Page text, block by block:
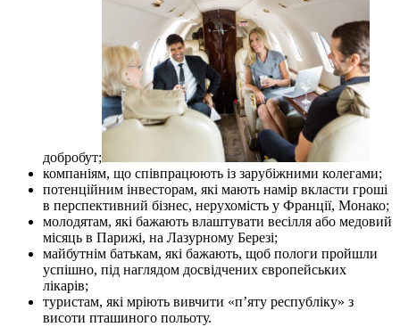
добробут;
компаніям, що співпрацюють із зарубіжними колегами;
потенційним інвесторам, які мають намір вкласти гроші
в перспективний бізнес, нерухомість у Франції, Монако;
молодятам, які бажають влаштувати весілля або медовий
місяць в Парижі, на Лазурному Березі;
майбутнім батькам, які бажають, щоб пологи пройшли
успішно, під наглядом досвідчених європейських
лікарів;
туристам, які мріють вивчити «п’яту республіку» з
висоти пташиного польоту.